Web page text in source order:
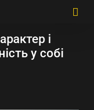
і
у собі